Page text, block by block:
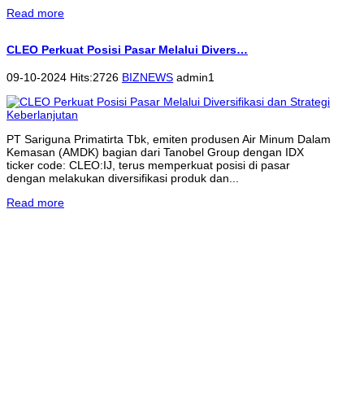
Read more
CLEO Perkuat Posisi Pasar Melalui Divers…
09-10-2024 Hits:2726 BIZNEWS admin1
PT Sariguna Primatirta Tbk, emiten produsen Air Minum Dalam
Kemasan (AMDK) bagian dari Tanobel Group dengan IDX
ticker code: CLEO:IJ, terus memperkuat posisi di pasar
dengan melakukan diversifikasi produk dan...
Read more